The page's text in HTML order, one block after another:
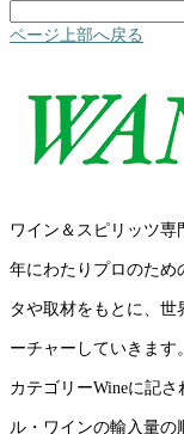
索:
ページ上部へ戻る
ワイン＆スピリッツ専
年にわたりプロのため
タや取材をもとに、世
ーチャーしていきます。
カテゴリーWineに記
ル・ワインの輸入量の